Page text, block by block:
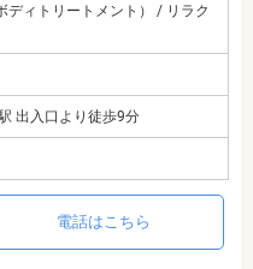
ディトリートメント） / リラク
出入口より徒歩9分
電話はこちら